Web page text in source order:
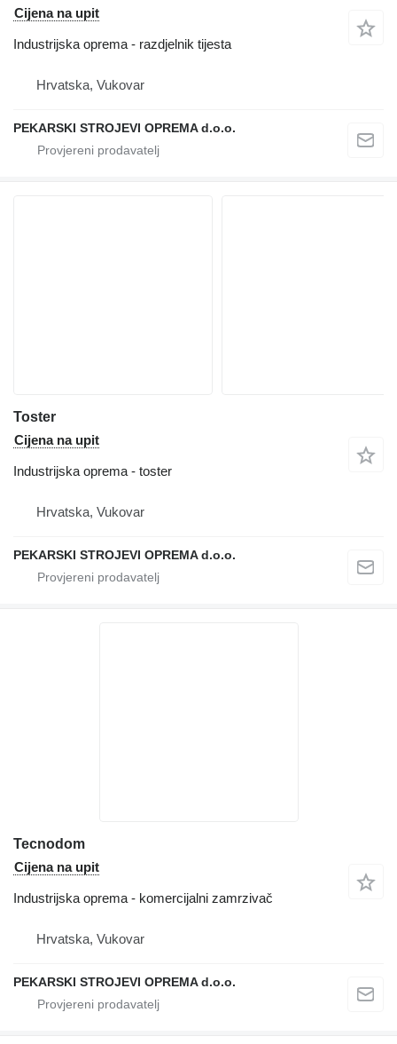
Cijena na upit
Industrijska oprema - razdjelnik tijesta
Hrvatska, Vukovar
PEKARSKI STROJEVI OPREMA d.o.o.
Toster
Cijena na upit
Industrijska oprema - toster
Hrvatska, Vukovar
PEKARSKI STROJEVI OPREMA d.o.o.
Tecnodom
Cijena na upit
Industrijska oprema - komercijalni zamrzivač
Hrvatska, Vukovar
PEKARSKI STROJEVI OPREMA d.o.o.